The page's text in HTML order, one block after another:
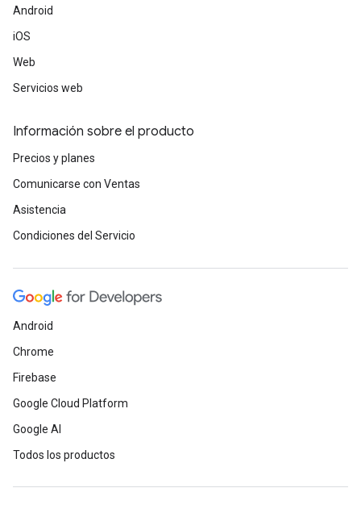
Android
iOS
Web
Servicios web
Información sobre el producto
Precios y planes
Comunicarse con Ventas
Asistencia
Condiciones del Servicio
Android
Chrome
Firebase
Google Cloud Platform
Google AI
Todos los productos